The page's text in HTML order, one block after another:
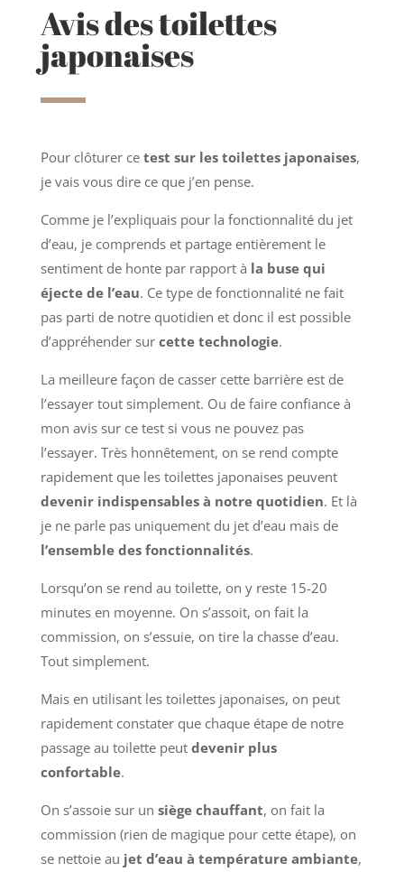
Avis des toilettes
japonaises
Pour clôturer ce test sur les toilettes japonaises,
je vais vous dire ce que j’en pense.
Comme je l’expliquais pour la fonctionnalité du jet
d’eau, je comprends et partage entièrement le
sentiment de honte par rapport à la buse qui
éjecte de l’eau. Ce type de fonctionnalité ne fait
pas parti de notre quotidien et donc il est possible
d’appréhender sur cette technologie.
La meilleure façon de casser cette barrière est de
l’essayer tout simplement. Ou de faire confiance à
mon avis sur ce test si vous ne pouvez pas
l’essayer. Très honnêtement, on se rend compte
rapidement que les toilettes japonaises peuvent
devenir indispensables à notre quotidien. Et là
je ne parle pas uniquement du jet d’eau mais de
l’ensemble des fonctionnalités.
Lorsqu’on se rend au toilette, on y reste 15-20
minutes en moyenne. On s’assoit, on fait la
commission, on s’essuie, on tire la chasse d’eau.
Tout simplement.
Mais en utilisant les toilettes japonaises, on peut
rapidement constater que chaque étape de notre
passage au toilette peut devenir plus
confortable.
On s’assoie sur un siège chauffant, on fait la
commission (rien de magique pour cette étape), on
se nettoie au jet d’eau à température ambiante,